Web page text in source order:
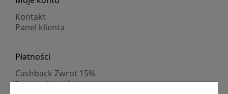
Kontakt
Panel klienta
Płatności
Cashback Zwrot 15%
Formy płatności